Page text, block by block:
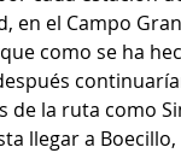
en el Campo
como se ha
la ruta como
llegar a